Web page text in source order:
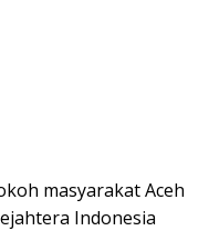
masyarakat Aceh
Indonesia